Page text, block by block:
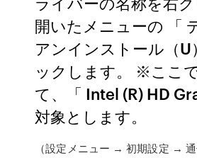
開いたメニューの 「
アンインストール（U
ックします。 ※ここ
て、「 Intel (R) HD
対象とします。
（設定メニュー → 初期設定 →